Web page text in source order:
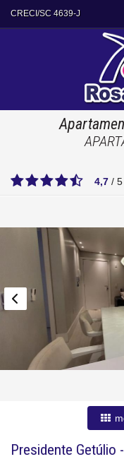
CRECI/SC 4639-J
4,7 / 5
Presidente Getúlio -